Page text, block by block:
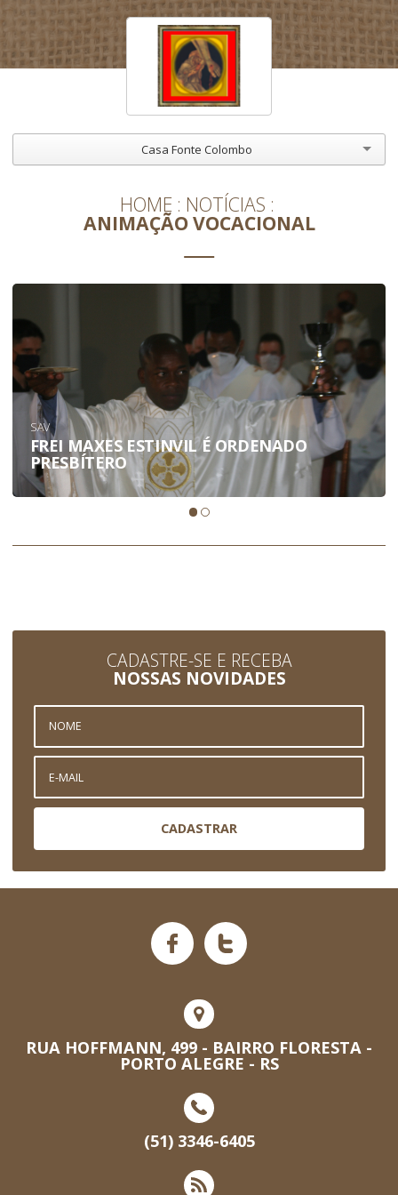
Casa Fonte Colombo
HOME NOTÍCIAS
ANIMAÇÃO VOCACIONAL
SAV
FREI MAXES ESTINVIL É ORDENADO
PRESBÍTERO
CADASTRE-SE E RECEBA
NOSSAS NOVIDADES
CADASTRAR
RUA HOFFMANN, 499 - BAIRRO FLORESTA -
PORTO ALEGRE - RS
(51) 3346-6405